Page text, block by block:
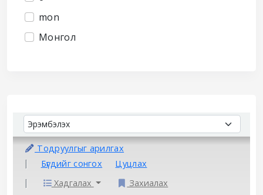
mon
Монгол
SortSort by:
Тодруулгыг арилгах
Бүгдийг сонгох
Цуцлах
Хадгалах
Захиалах